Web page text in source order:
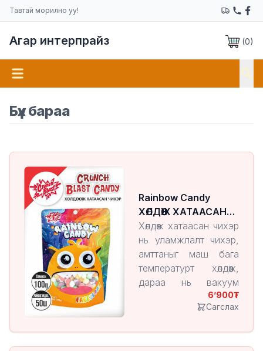
Тавтай морилно уу!
Агар интерпрайз (0)
Бүх бараа
Rainbow Candy
ХӨЛДӨӨЖ ХАТААСАН
ЧИХЭР
Хөлдөөж хатаасан чихэр
нь уламжлалт чихэр,
амттаныг маш бага
температурт хөлдөөж,
дараа нь вакуум
орчинд чийгийг нь
ууршуулан гаргаж
6’900
Сагслах